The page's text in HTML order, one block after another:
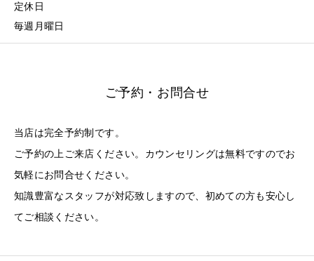
定休日
毎週月曜日
ご予約・お問合せ
当店は完全予約制です。
ご予約の上ご来店ください。カウンセリングは無料ですのでお
気軽にお問合せください。
知識豊富なスタッフが対応致しますので、初めての方も安心し
てご相談ください。